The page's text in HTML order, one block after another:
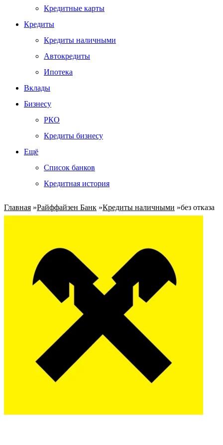
Кредитные карты
Кредиты
Кредиты наличными
Автокредиты
Ипотека
Вклады
Бизнесу
РКО
Кредиты бизнесу
Ещё
Список банков
Кредитная история
Главная »Райффайзен Банк »Кредиты наличными »без отказа